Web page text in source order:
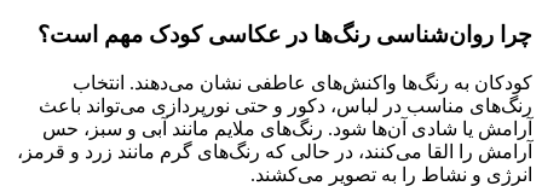
چرا روان‌شناسی رنگ‌ها در عکاسی کودک مهم است؟
کودکان به رنگ‌ها واکنش‌های عاطفی نشان می‌دهند. انتخاب
رنگ‌های مناسب در لباس، دکور و حتی نورپردازی می‌تواند باعث
آرامش یا شادی آن‌ها شود. رنگ‌های ملایم مانند آبی و سبز، حس
آرامش را القا می‌کنند، در حالی که رنگ‌های گرم مانند زرد و قرمز،
انرژی و نشاط را به تصویر می‌کشند.